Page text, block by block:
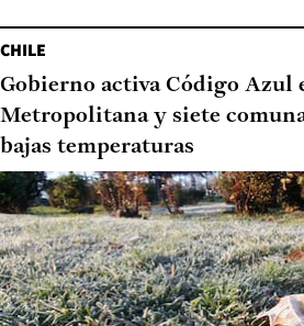
CHILE
Gobierno activa Código Azul
Metropolitana y siete
bajas temperaturas